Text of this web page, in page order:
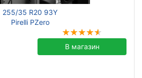
255/35 R20 93Y
Pirelli PZero
В магазин